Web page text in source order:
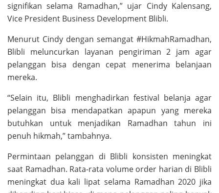
signifikan selama Ramadhan,” ujar Cindy Kalensang,
Vice President Business Development Blibli.
Menurut Cindy dengan semangat #HikmahRamadhan,
Blibli meluncurkan layanan pengiriman 2 jam agar
pelanggan bisa dengan cepat menerima belanjaan
mereka.
“Selain itu, Blibli menghadirkan festival belanja agar
pelanggan bisa mendapatkan apapun yang mereka
butuhkan untuk menjadikan Ramadhan tahun ini
penuh hikmah,” tambahnya.
Permintaan pelanggan di Blibli konsisten meningkat
saat Ramadhan. Rata-rata volume order harian di Blibli
meningkat dua kali lipat selama Ramadhan 2020 jika